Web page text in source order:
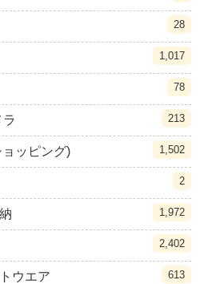
28
1,017
78
213
ッピング) 1,502
2
1,972
2,402
ウエア 613